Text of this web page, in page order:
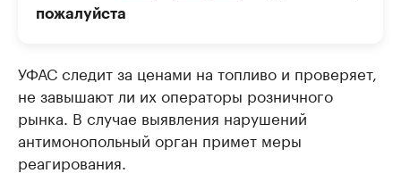
пожалуйста
УФАС следит за ценами на топливо и проверяет,
не завышают ли их операторы розничного
рынка. В случае выявления нарушений
антимонопольный орган примет меры
реагирования.